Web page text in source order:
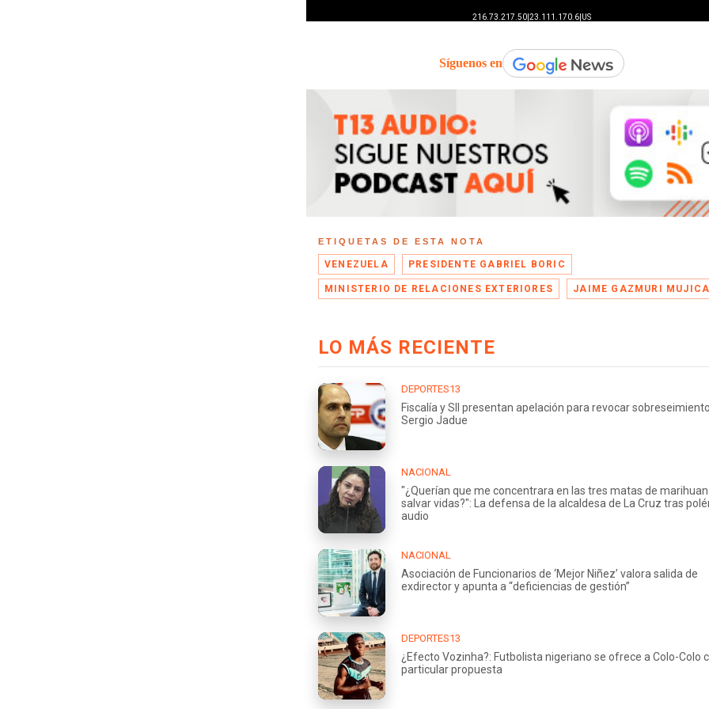
Síguenos en
ETIQUETAS DE ESTA NOTA
VENEZUELA PRESIDENTE GABRIEL BORIC
MINISTERIO DE RELACIONES EXTERIORES JAIME GAZMURI
LO MÁS RECIENTE
DEPORTES13
Fiscalía y SII presentan apelación para revocar
Sergio Jadue
NACIONAL
"¿Querían que me concentrara en las tres matas de
salvar vidas?": La defensa de la alcaldesa de La Cruz tras
audio
NACIONAL
Asociación de Funcionarios de ‘Mejor Niñez’ valora salida de
exdirector y apunta a “deficiencias de gestión”
DEPORTES13
¿Efecto Vozinha?: Futbolista nigeriano se ofrece a Colo-Colo
particular propuesta